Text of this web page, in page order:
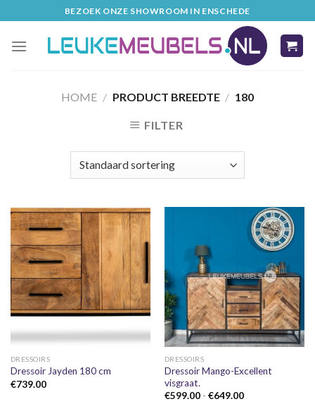
to
content
BEZOEK ONZE SHOWROOM IN ENSCHEDE
HOME / PRODUCT BREEDTE / 180
FILTER
DRESSOIRS
Dressoir Jayden 180 cm
€739.00
DRESSOIRS
Dressoir Mango-Excellent
visgraat.
€599.00 - €649.00Prijsklasse: